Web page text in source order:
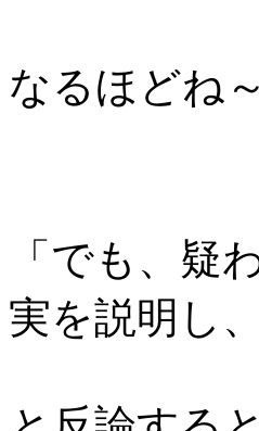
なるほどね～
「でも、疑
実を説明し